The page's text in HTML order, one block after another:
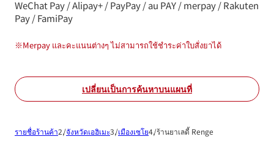
WeChat Pay / Alipay+ / PayPay / au PAY / merpay / Rakuten
Pay / FamiPay
※Merpay และคะแนนต่างๆ ไม่สามารถใช้ชำระค่าใบสั่งยาได้
เปลี่ยนเป็นการค้นหาบนแผนที่
รายชื่อร้านค้า จังหวัดเอฮิเมะ เมืองเซโย ร้านยาเลดี้ Renge